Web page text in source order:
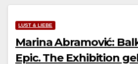
LUST & LIEBE
Marina Abramović:
Epic. The Exhibition